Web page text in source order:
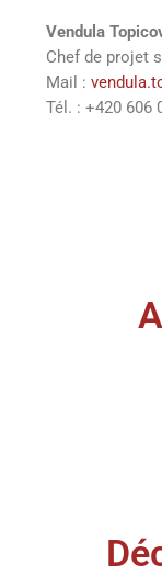
Vendula
Chef de projet
Mail :
Tél. : +420 606